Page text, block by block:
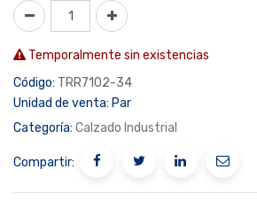
Temporalmente sin existencias
Código: TRR7102-34
Unidad de venta: Par
Categoría: Calzado Industrial
Compartir: